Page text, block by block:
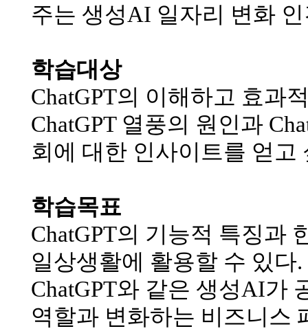
주는 생성AI 일자리 변화
학습대상
ChatGPT의 이해하고 효과
ChatGPT 열풍의 원인과
회에 대한 인사이트를 얻
학습목표
ChatGPT의 기능적 특징과
일상생활에 활용할 수 있다.
ChatGPT와 같은 생성AI가
역할과 변화하는 비즈니스